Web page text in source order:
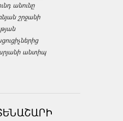
անունը
շրջանի
անտիպ